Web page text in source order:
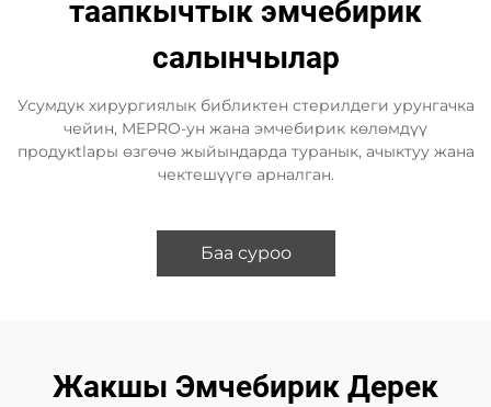
таапкычтык эмчебирик
салынчылар
Усумдук хирургиялык библиктен стерилдеги урунгачка
чейин, MEPRO-ун жана эмчебирик көлөмдүү
продукtlары өзгөчө жыйындарда туранык, ачыктуу жана
чектешүүгө арналган.
Баа суроо
Жакшы Эмчебирик Дерек